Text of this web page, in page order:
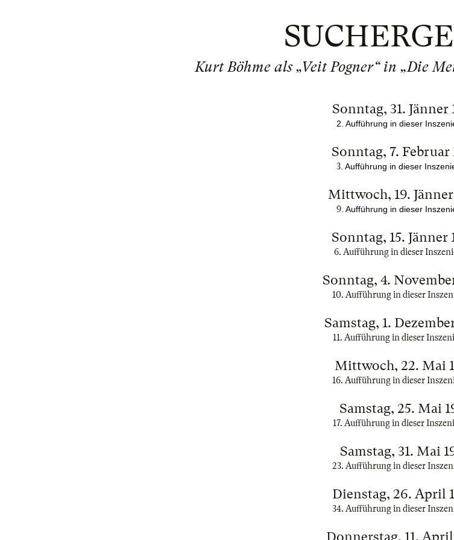
Kurt Böhme als „Veit Pogner“ in „Die
Sonntag, 31. Jänner
2. Aufführung in dieser
Sonntag, 7. Februar
3 . Aufführung in dieser
Mittwoch, 19. Jänner
9. Aufführung in dieser
Sonntag, 15. Jänner
6. Aufführung in dieser
Sonntag, 4.
10. Aufführung in dieser
Samstag, 1.
11. Aufführung in dieser
Mittwoch, 22. Mai
16. Aufführung in dieser
Samstag, 25. Mai
17. Aufführung in dieser
Samstag, 31. Mai
23. Aufführung in dieser
Dienstag, 26. April
34. Aufführung in dieser
Donnerstag, 11. April